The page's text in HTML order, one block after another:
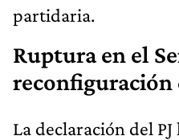
partidaria.
Ruptura en el
reconfiguración
La declaración del